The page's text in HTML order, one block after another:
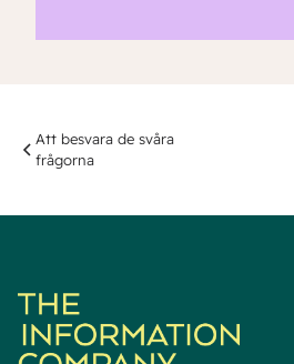
Att besvara de svåra
frågorna